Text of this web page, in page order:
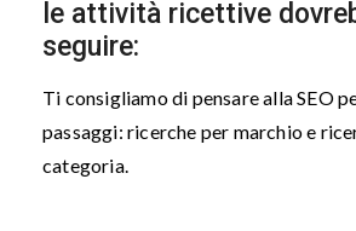
le attività ricettive
seguire:
Ti consigliamo di pensare alla SEO
passaggi: ricerche per marchio e
categoria.